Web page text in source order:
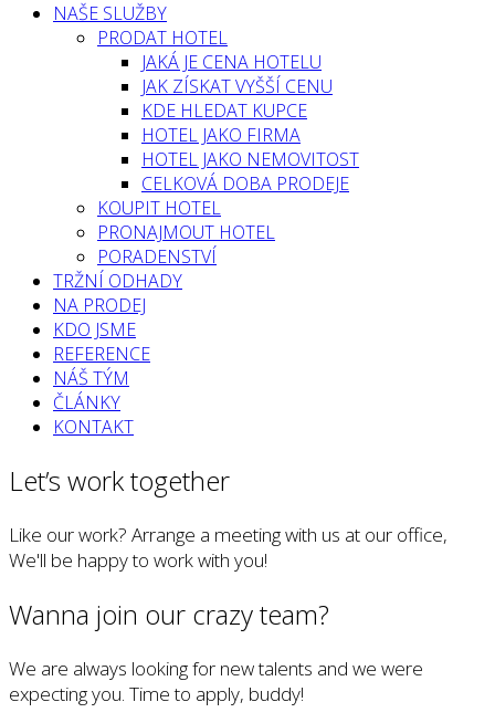
NAŠE SLUŽBY
PRODAT HOTEL
JAKÁ JE CENA HOTELU
JAK ZÍSKAT VYŠŠÍ CENU
KDE HLEDAT KUPCE
HOTEL JAKO FIRMA
HOTEL JAKO NEMOVITOST
CELKOVÁ DOBA PRODEJE
KOUPIT HOTEL
PRONAJMOUT HOTEL
PORADENSTVÍ
TRŽNÍ ODHADY
NA PRODEJ
KDO JSME
REFERENCE
NÁŠ TÝM
ČLÁNKY
KONTAKT
Let’s work together
Like our work? Arrange a meeting with us at our office,
We'll be happy to work with you!
Wanna join our crazy team?
We are always looking for new talents and we were
expecting you. Time to apply, buddy!